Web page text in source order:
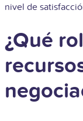
nivel de
¿Qué